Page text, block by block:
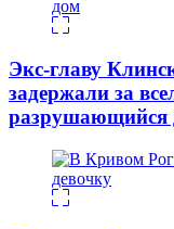
Экс-главу
задержали за
разрушающийся